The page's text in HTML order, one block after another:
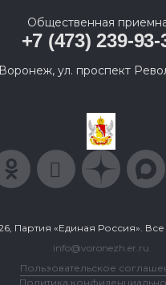
Общественная
+7 (473) 239-93-
Воронеж, ул. проспект
Партия «Единая Россия».
info@voronezh.er.ru
Пользовательское
Политика